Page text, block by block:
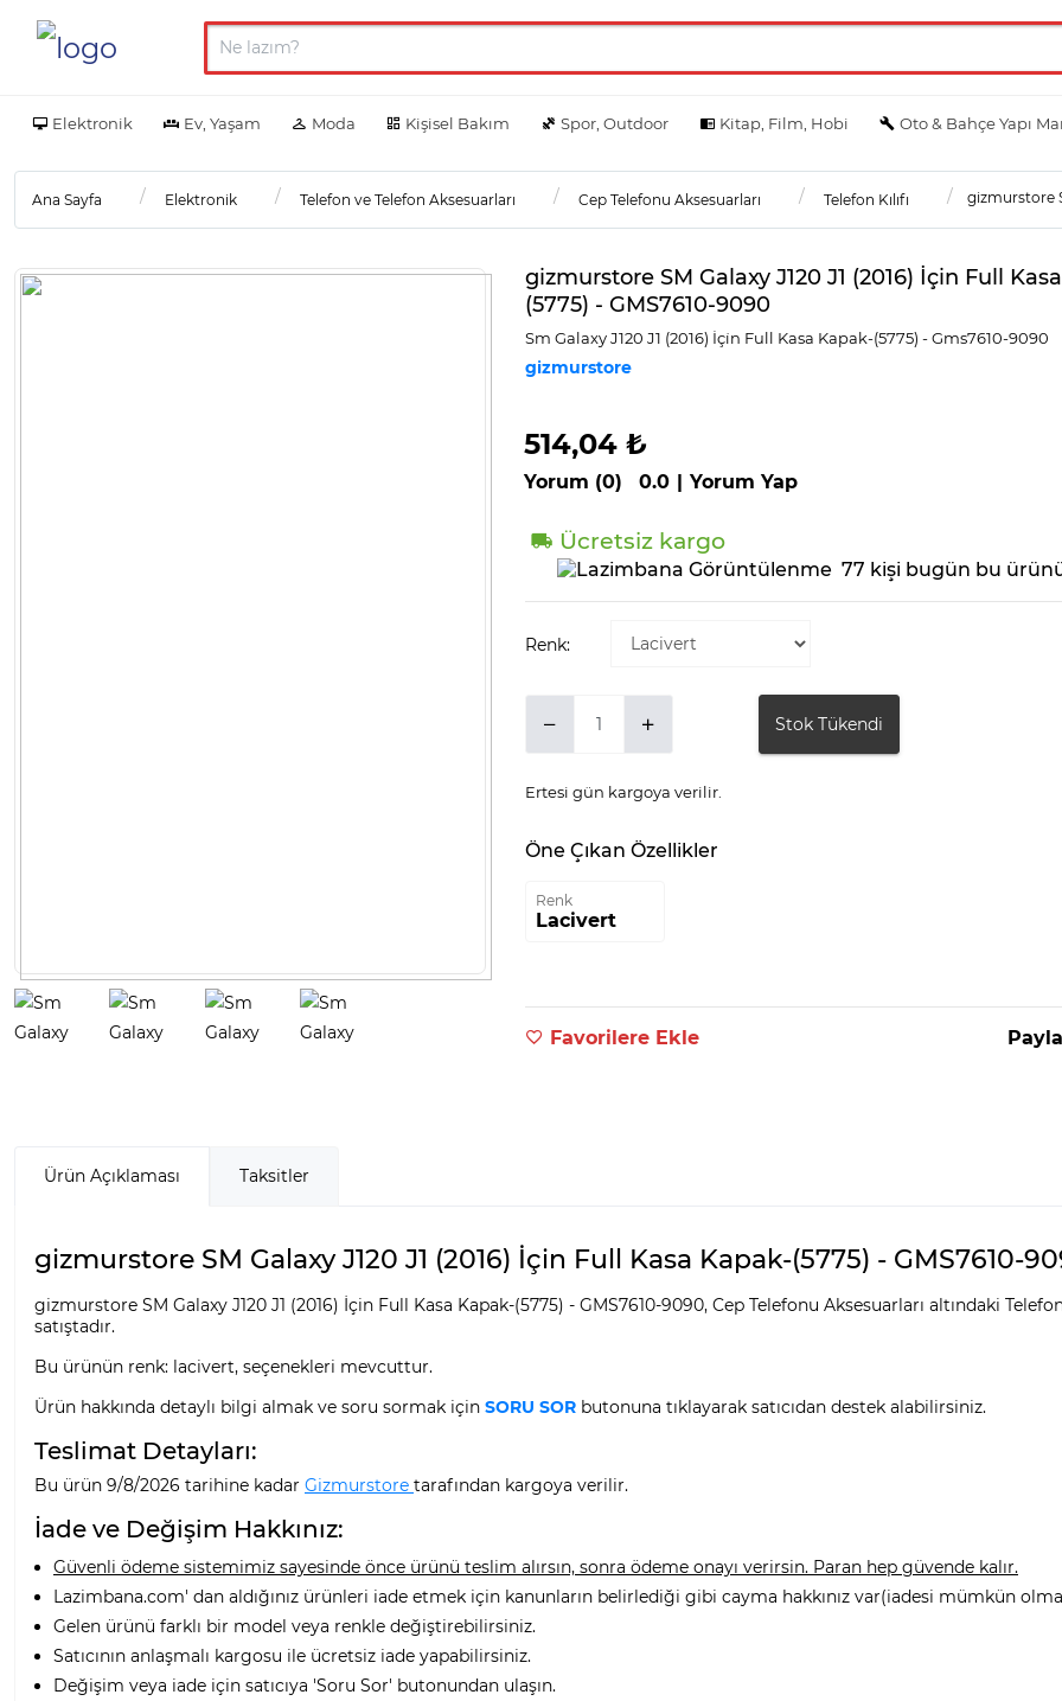
Elektronik Ev, Yaşam Moda Kişisel Bakım Spor, Outdoor Kitap, Film, Hobi Oto & Bahçe Yapı
Ana Sayfa Elektronik Telefon ve Telefon Aksesuarları Cep Telefonu Aksesuarları Telefon Kılıfı gizmurstore
gizmurstore SM Galaxy J120 J1 (2016) İçin Full
(5775) - GMS7610-9090
Sm Galaxy J120 J1 (2016) İçi̇n Full Kasa Kapak-(5775) - Gms7610-9090
gizmurstore
514,04 ₺
Yorum (0) 0.0 | Yorum Yap
Ücretsiz kargo
77 kişi bugün bu
Renk:
Stok Tükendi
Ertesi gün kargoya verilir.
Öne Çıkan Özellikler
Renk
Lacivert
Favorilere Ekle
Ürün Açıklaması Taksitler
gizmurstore SM Galaxy J120 J1 (2016) İçin Full Kasa Kapak-(5775) - GMS7610-
gizmurstore SM Galaxy J120 J1 (2016) İçin Full Kasa Kapak-(5775) - GMS7610-9090, Cep Telefonu Aksesuarları altındaki
satıştadır.
Bu ürünün renk: lacivert, seçenekleri mevcuttur.
Ürün hakkında detaylı bilgi almak ve soru sormak için SORU SOR butonuna tıklayarak satıcıdan destek alabilirsiniz.
Teslimat Detayları:
Bu ürün 9/8/2026 tarihine kadar Gizmurstore tarafından kargoya verilir.
İade ve Değişim Hakkınız:
Güvenli ödeme sistemimiz sayesinde önce ürünü teslim alırsın, sonra ödeme onayı verirsin. Paran hep güvende kalır.
Lazimbana.com' dan aldığınız ürünleri iade etmek için kanunların belirlediği gibi cayma hakkınız var(iadesi mümkün
Gelen ürünü farklı bir model veya renkle değiştirebilirsiniz.
Satıcının anlaşmalı kargosu ile ücretsiz iade yapabilirsiniz.
Değişim veya iade için satıcıya 'Soru Sor' butonundan ulaşın.